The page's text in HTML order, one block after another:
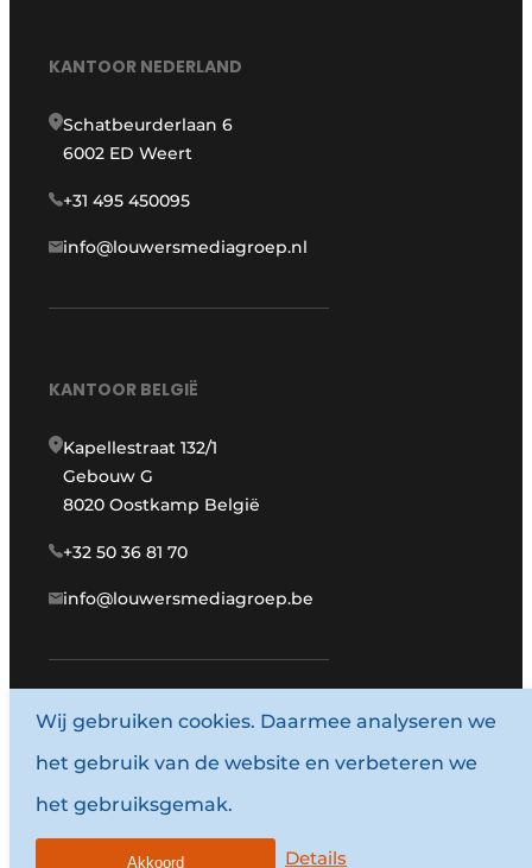
KANTOOR NEDERLAND
Schatbeurderlaan 6
6002 ED Weert
+31 495 450095
info@louwersmediagroep.nl
KANTOOR BELGIË
Kapellestraat 132/1
Gebouw G
8020 Oostkamp België
+32 50 36 81 70
info@louwersmediagroep.be
www.louwersmediagroep.com
© 1987 - 2026 Louwersmediagroep.
Algemene voorwaarden
Wij gebruiken cookies. Daarmee analyseren we
het gebruik van de website en verbeteren we
het gebruiksgemak.
Details
Akkoord